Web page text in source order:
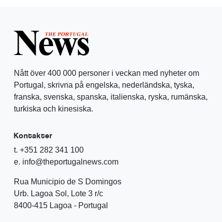
Nått över 400 000 personer i veckan med nyheter om
Portugal, skrivna på engelska, nederländska, tyska,
franska, svenska, spanska, italienska, ryska, rumänska,
turkiska och kinesiska.
Kontakter
t. +351 282 341 100
e. info@theportugalnews.com
Rua Municipio de S Domingos
Urb. Lagoa Sol, Lote 3 r/c
8400-415 Lagoa - Portugal